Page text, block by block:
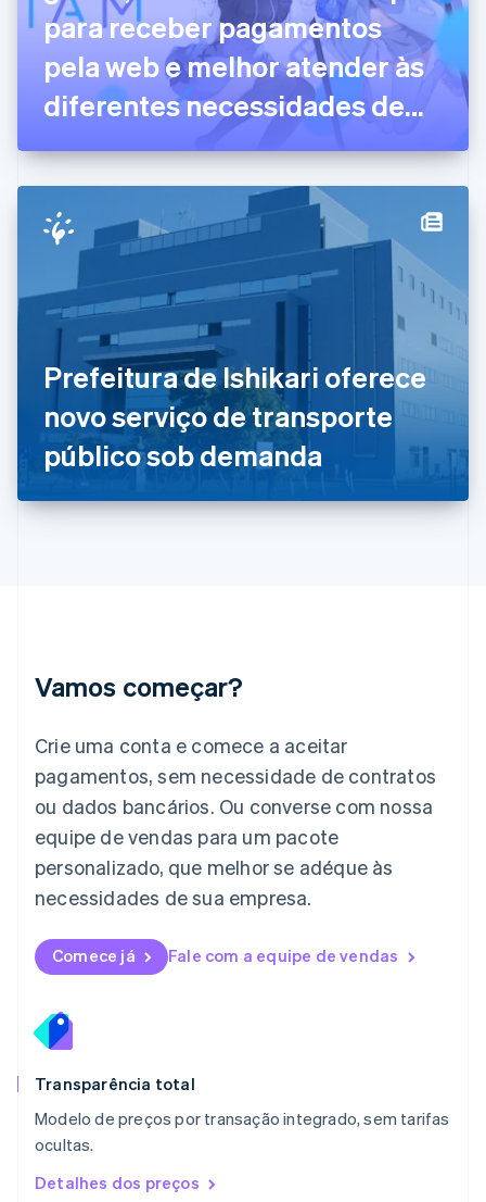
para receber pagamentos
pela web e melhor atender às
diferentes necessidades de
pagamentos dos clientes
Prefeitura de Ishikari oferece
novo serviço de transporte
público sob demanda
Vamos começar?
Crie uma conta e comece a aceitar
pagamentos, sem necessidade de contratos
ou dados bancários. Ou converse com nossa
equipe de vendas para um pacote
personalizado, que melhor se adéque às
necessidades de sua empresa.
Comece já Fale com a equipe de vendas
Transparência total
Modelo de preços por transação integrado, sem tarifas
ocultas.
Detalhes dos preços
English
Emirados Árabes Unidos
English
Eslováquia
English
EnglishItaliano
Espanha
Estados Unidos
English Español简体中文
English
Finlândia
EnglishSvenska
França
Français English
English
Grécia
English
English
日本語English
Liechtenstein
DeutschEnglish
Lituânia
English
Luxemburgo
FrançaisDeutsch English
English简体中文
English
México
Noruega
English
English
NederlandsEnglish
Polônia
English